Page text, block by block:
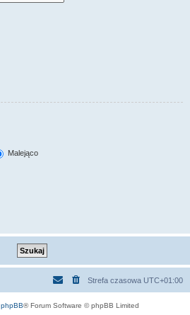
Malejąco
Strefa czasowa UTC+01:00
phpBB® Forum Software © phpBB Limited